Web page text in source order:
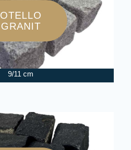
OTELLO
GRANIT
9/11 cm